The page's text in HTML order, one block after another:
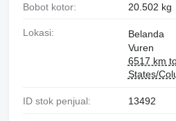
Bobot kotor: 20.502 kg
Lokasi:
Belanda
Vuren
6517 km
States/
ID stok penjual: 13492